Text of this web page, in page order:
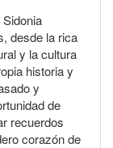
desde la rica
y la cultura
historia y
y
de
recuerdos
corazón de